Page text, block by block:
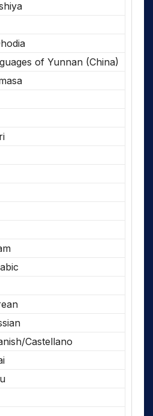
of Yunnan (China)
Castellano